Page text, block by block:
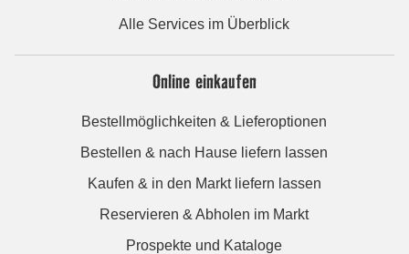
Alle Services im Überblick
Online einkaufen
Bestellmöglichkeiten & Lieferoptionen
Bestellen & nach Hause liefern lassen
Kaufen & in den Markt liefern lassen
Reservieren & Abholen im Markt
Prospekte und Kataloge